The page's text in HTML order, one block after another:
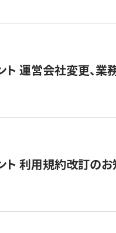
ト 運営会社変更、
ト 利用規約改訂の